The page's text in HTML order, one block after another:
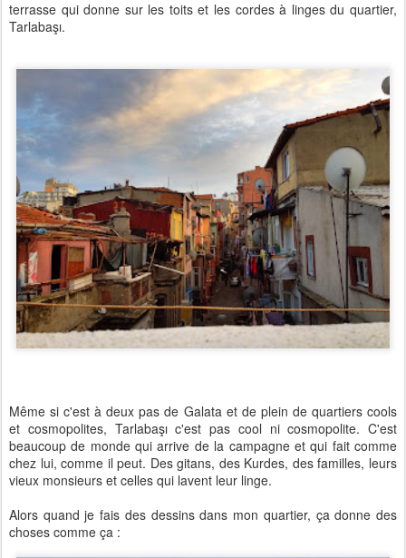
terrasse qui donne sur les toits et les cordes à linges du quartier,
Tarlabaşı.
Même si c'est à deux pas de Galata et de plein de quartiers cools
et cosmopolites, Tarlabaşı c'est pas cool ni cosmopolite. C'est
beaucoup de monde qui arrive de la campagne et qui fait comme
chez lui, comme il peut. Des gitans, des Kurdes, des familles, leurs
vieux monsieurs et celles qui lavent leur linge.
Alors quand je fais des dessins dans mon quartier, ça donne des
choses comme ça :